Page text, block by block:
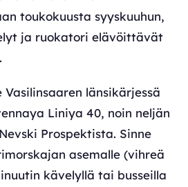
toukokuusta syyskuuhun,
ja ruokatori elävöittävät
Vasilinsaaren länsikärjessä
Liniya 40, noin neljän
Prospektista. Sinne
asemalle (vihreä
kävelyllä tai busseilla